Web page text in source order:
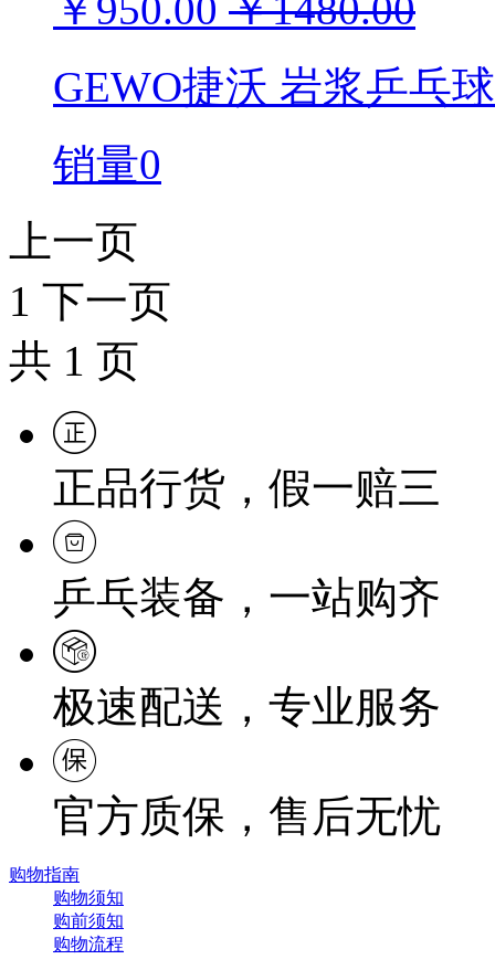
GEWO捷沃 岩浆乒乓
销量0
上一页
1 下一页
共 1 页
正品行货，假一赔三
乒乓装备，一站购齐
极速配送，专业服务
官方质保，售后无忧
购物指南
购物须知
购前须知
购物流程